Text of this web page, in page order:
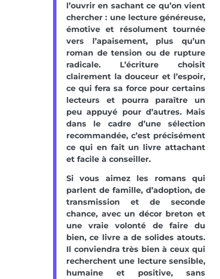
l’ouvrir en sachant ce qu’on vient
chercher : une lecture généreuse,
émotive et résolument tournée
vers l’apaisement, plus qu’un
roman de tension ou de rupture
radicale. L’écriture choisit
clairement la douceur et l’espoir,
ce qui fera sa force pour certains
lecteurs et pourra paraître un
peu appuyé pour d’autres. Mais
dans le cadre d’une sélection
recommandée, c’est précisément
ce qui en fait un livre attachant
et facile à conseiller.
Si vous aimez les romans qui
parlent de famille, d’adoption, de
transmission et de seconde
chance, avec un décor breton et
une vraie volonté de faire du
bien, ce livre a de solides atouts.
Il conviendra très bien à ceux qui
recherchent une lecture sensible,
humaine et positive, sans